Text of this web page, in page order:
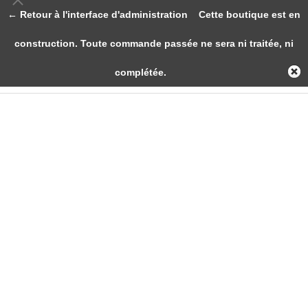
← Retour à l'interface d'administration Cette boutique est en
construction. Toute commande passée ne sera ni traitée, ni
complétée.